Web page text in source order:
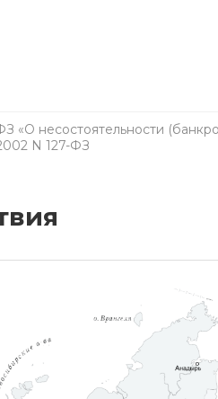
несостоятельности
N 127-ФЗ